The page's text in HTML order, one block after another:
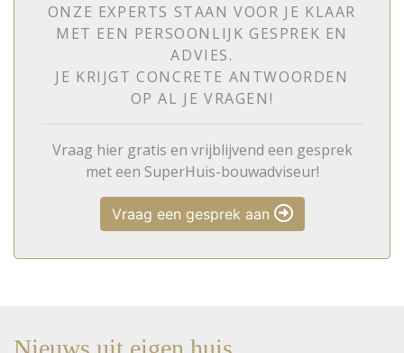
ONZE EXPERTS STAAN VOOR JE KLAAR
MET EEN PERSOONLIJK GESPREK EN
ADVIES.
JE KRIJGT CONCRETE ANTWOORDEN
OP AL JE VRAGEN!
Vraag hier gratis en vrijblijvend een gesprek
met een SuperHuis-bouwadviseur!
Vraag een gesprek aan